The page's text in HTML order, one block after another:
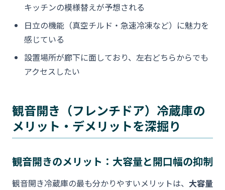
キッチンの模様替えが予想される
日立の機能（真空チルド・急速冷凍など）に魅力を
感じている
設置場所が廊下に面しており、左右どちらからでも
アクセスしたい
観音開き（フレンチドア）冷蔵庫の
メリット・デメリットを深掘り
観音開きのメリット：大容量と開口幅の抑制
観音開き冷蔵庫の最も分かりやすいメリットは、 大容量